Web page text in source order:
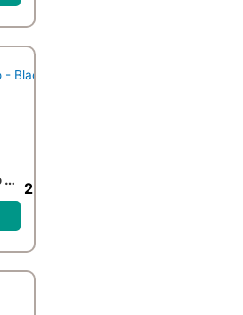
Melitta Caffeo Solo – Black 2,024.00